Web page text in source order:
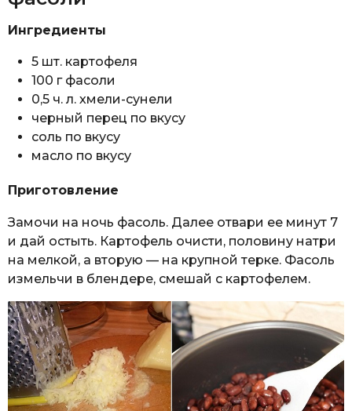
Ингредиенты
5 шт. картофеля
100 г фасоли
0,5 ч. л. хмели-сунели
черный перец по вкусу
соль по вкусу
масло по вкусу
Приготовление
Замочи на ночь фасоль. Далее отвари ее минут 7
и дай остыть. Картофель очисти, половину натри
на мелкой, а вторую — на крупной терке. Фасоль
измельчи в блендере, смешай с картофелем.